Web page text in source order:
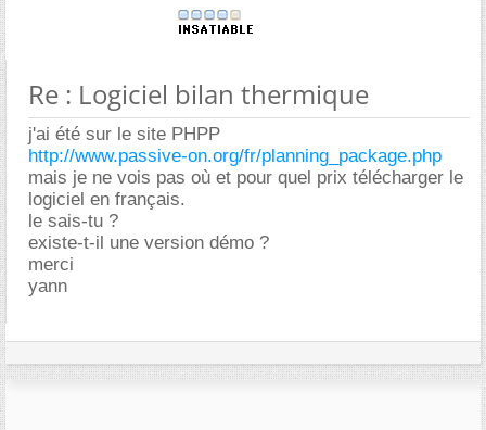
Re : Logiciel bilan thermique
j'ai été sur le site PHPP
http://www.passive-on.org/fr/planning_package.php
mais je ne vois pas où et pour quel prix télécharger le
logiciel en français.
le sais-tu ?
existe-t-il une version démo ?
merci
yann